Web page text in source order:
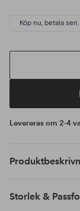
Köp nu, betala sen.
Levereras om 2-4
Storlek &